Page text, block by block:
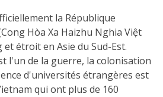
la République
Hòa Xa Haizhu Nghia Việt
étroit en Asie du Sud-Est.
l'un de la guerre, la colonisation
d'universités étrangères est
qui ont plus de 160